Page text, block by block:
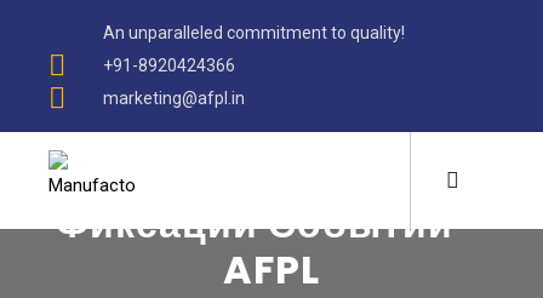
An unparalleled commitment to quality!
+91-8920424366
marketing@afpl.in
Каким Образом
Работают Системы
Фиксации Событий -
AFPL